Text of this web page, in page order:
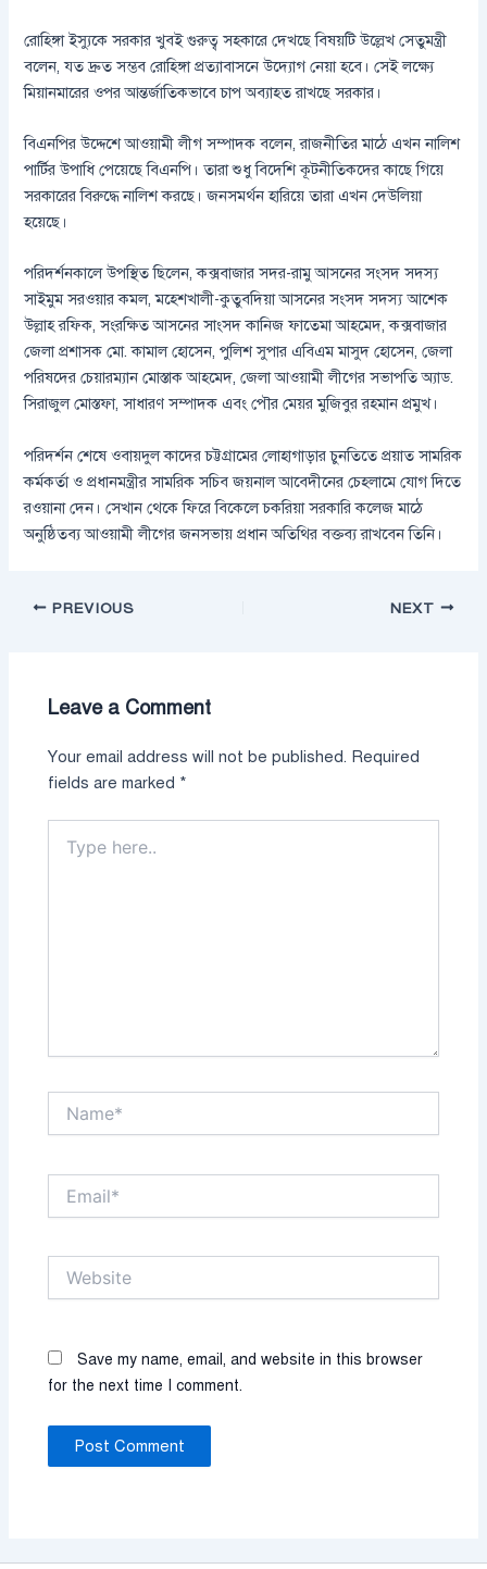
রোহিঙ্গা ইস্যুকে সরকার খুবই গুরুত্ব সহকারে দেখছে বিষয়টি উল্লেখ সেতুমন্ত্রী
বলেন, যত দ্রুত সম্ভব রোহিঙ্গা প্রত্যাবাসনে উদ্যোগ নেয়া হবে। সেই লক্ষ্যে
মিয়ানমারের ওপর আন্তর্জাতিকভাবে চাপ অব্যাহত রাখছে সরকার।
বিএনপির উদ্দেশে আওয়ামী লীগ সম্পাদক বলেন, রাজনীতির মাঠে এখন নালিশ
পার্টির উপাধি পেয়েছে বিএনপি। তারা শুধু বিদেশি কূটনীতিকদের কাছে গিয়ে
সরকারের বিরুদ্ধে নালিশ করছে। জনসমর্থন হারিয়ে তারা এখন দেউলিয়া
হয়েছে।
পরিদর্শনকালে উপস্থিত ছিলেন, কক্সবাজার সদর-রামু আসনের সংসদ সদস্য
সাইমুম সরওয়ার কমল, মহেশখালী-কুতুবদিয়া আসনের সংসদ সদস্য আশেক
উল্লাহ রফিক, সংরক্ষিত আসনের সাংসদ কানিজ ফাতেমা আহমেদ, কক্সবাজার
জেলা প্রশাসক মো. কামাল হোসেন, পুলিশ সুপার এবিএম মাসুদ হোসেন, জেলা
পরিষদের চেয়ারম্যান মোস্তাক আহমেদ, জেলা আওয়ামী লীগের সভাপতি অ্যাড.
সিরাজুল মোস্তফা, সাধারণ সম্পাদক এবং পৌর মেয়র মুজিবুর রহমান প্রমুখ।
পরিদর্শন শেষে ওবায়দুল কাদের চট্টগ্রামের লোহাগাড়ার চুনতিতে প্রয়াত সামরিক
কর্মকর্তা ও প্রধানমন্ত্রীর সামরিক সচিব জয়নাল আবেদীনের চেহলামে যোগ দিতে
রওয়ানা দেন। সেখান থেকে ফিরে বিকেলে চকরিয়া সরকারি কলেজ মাঠে
অনুষ্ঠিতব্য আওয়ামী লীগের জনসভায় প্রধান অতিথির বক্তব্য রাখবেন তিনি।
PREVIOUS NEXT
Leave a Comment
Your email address will not be published. Required
fields are marked *
here..
Save my name, email, and website in this browser
for the next time I comment.